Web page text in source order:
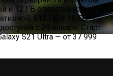
Бенчмарка
AnTuTu — Супермощные
и 12 ГБ оперативной
512 ГБ и 16 ГБ
с 29 января. Старт
S21 Ultra — от 37 999